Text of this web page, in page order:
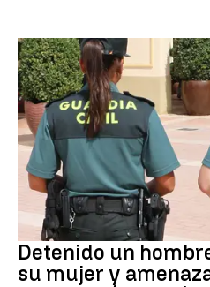
VIOLENCIA MACHISTA
Detenido un
su mujer y